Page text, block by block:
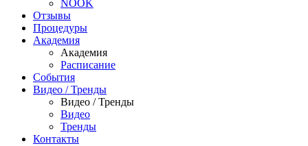
NOOK
Отзывы
Процедуры
Академия
Академия
Расписание
События
Видео / Тренды
Видео / Тренды
Видео
Тренды
Контакты